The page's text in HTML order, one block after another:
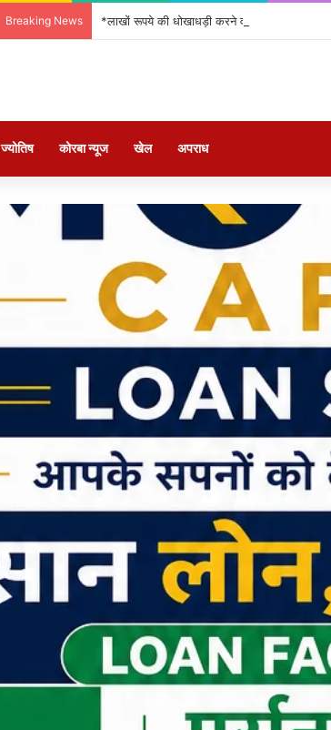
Breaking News *लाखों रूपये की धोखाधड़ी करने वाले गिरोह का पुलिस ने
ज्योतिष कोरबा न्यूज खेल अपराध